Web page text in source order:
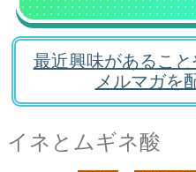
最近興味があるこ
メルマガを
イネとムギネ酸